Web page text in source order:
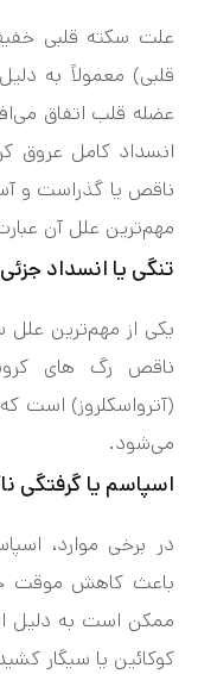
علت سکته قلبی
قلبی) معمولاً به
عضله قلب اتفاق
انسداد کامل عروق
ناقص یا گذراست و
مهم‌ترین علل آن
تنگی یا انسداد
یکی از مهم‌ترین
ناقص رگ های
(آترواسکلروز) است
می‌شود.
اسپاسم یا گرفتگی
در برخی موارد،
باعث کاهش موقت
ممکن است به دلیل
کوکائین یا سیگار